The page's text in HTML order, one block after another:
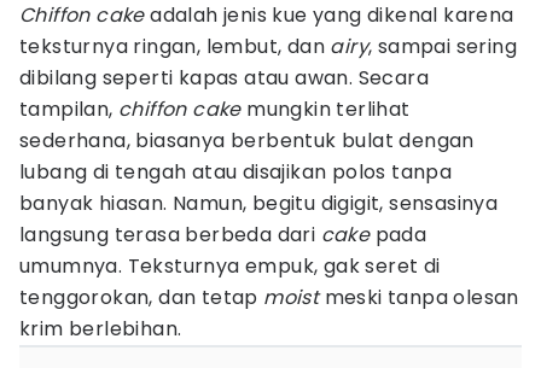
Chiffon cakeadalah jenis kue yang dikenal karena
teksturnya ringan, lembut, dan airy, sampai sering
dibilang seperti kapas atau awan. Secara
tampilan, chiffon cakemungkin terlihat
sederhana, biasanya berbentuk bulat dengan
lubang di tengah atau disajikan polos tanpa
banyak hiasan. Namun, begitu digigit, sensasinya
langsung terasa berbeda dari cakepada
umumnya. Teksturnya empuk, gak seret di
tenggorokan, dan tetap moistmeski tanpa olesan
krim berlebihan.